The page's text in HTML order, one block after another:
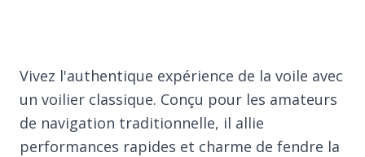
Vivez l'authentique expérience de la voile avec
un voilier classique. Conçu pour les amateurs
de navigation traditionnelle, il allie
performances rapides et charme de fendre la